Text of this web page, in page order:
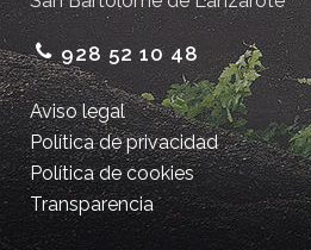
928 52 10 48
Aviso legal
Política de privacidad
Política de cookies
Transparencia